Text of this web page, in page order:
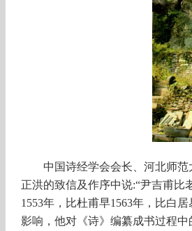
中国诗经学会会长、河北师
正洪的致信及作序中说:“尹吉甫比
1553年，比杜甫早1563年，比白
影响，他对《诗》编纂成书过程